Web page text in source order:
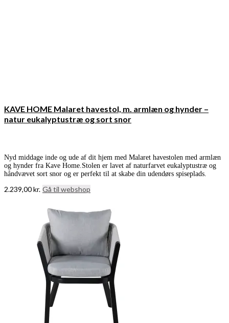
KAVE HOME Malaret havestol, m. armlæn og hynder –
natur eukalyptustræ og sort snor
Nyd middage inde og ude af dit hjem med Malaret havestolen med armlæn
og hynder fra Kave Home.Stolen er lavet af naturfarvet eukalyptustræ og
håndvævet sort snor og er perfekt til at skabe din udendørs spiseplads.
2.239,00kr. Gå til webshop